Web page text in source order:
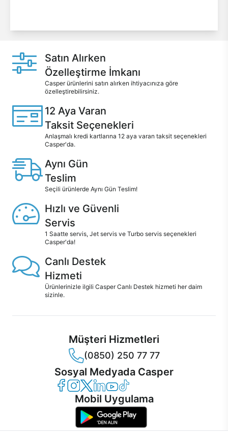
Satın Alırken
Özelleştirme İmkanı
Casper ürünlerini satın alırken ihtiyacınıza göre
özelleştirebilirsiniz.
12 Aya Varan
Taksit Seçenekleri
Anlaşmalı kredi kartlarına 12 aya varan taksit seçenekleri
Casper'da.
Aynı Gün
Teslim
Seçili ürünlerde Aynı Gün Teslim!
Hızlı ve Güvenli
Servis
1 Saatte servis, Jet servis ve Turbo servis seçenekleri
Casper'da!
Canlı Destek
Hizmeti
Ürünlerinizle ilgili Casper Canlı Destek hizmeti her daim
sizinle.
Müşteri Hizmetleri
(0850) 250 77 77
Sosyal Medyada Casper
Casper Facebook
Casper Instagram
Casper Twitter
Casper LinkedIn
Casper YouTube
Casper TikTok
Mobil Uygulama